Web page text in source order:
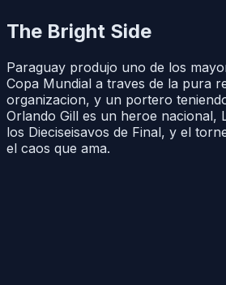
The Bright Side
Paraguay produjo uno de los
Copa Mundial a traves de la pura
organizacion, y un portero
Orlando Gill es un heroe nacional,
los Dieciseisavos de Final, y el
el caos que ama.